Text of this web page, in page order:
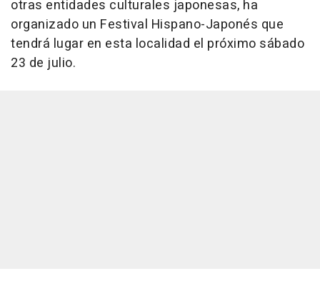
otras entidades culturales japonesas, ha
organizado un Festival Hispano-Japonés que
tendrá lugar en esta localidad el próximo sábado
23 de julio.